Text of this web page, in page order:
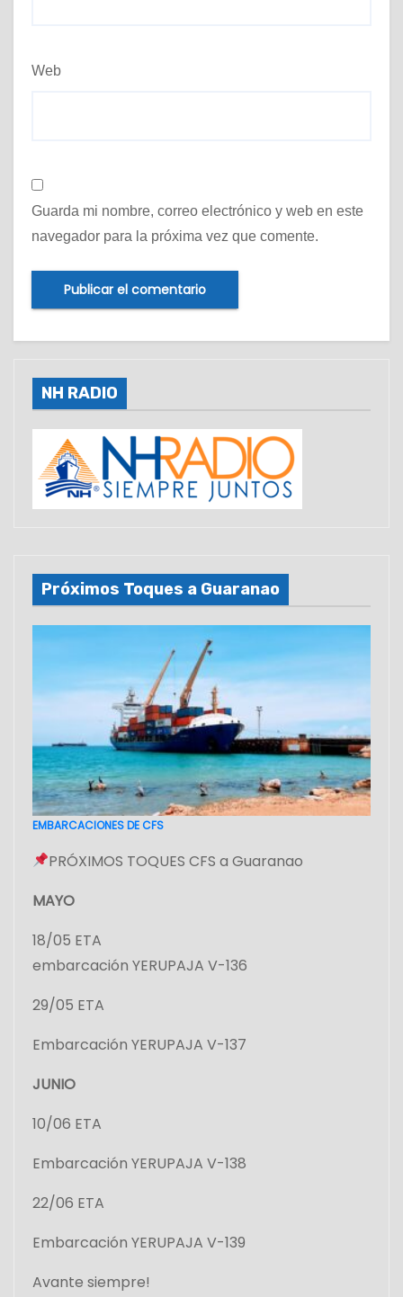
Web
Guarda mi nombre, correo electrónico y web en este
navegador para la próxima vez que comente.
NH RADIO
Próximos Toques a Guaranao
EMBARCACIONES DE CFS
PRÓXIMOS TOQUES CFS a Guaranao
MAYO
18/05 ETA
embarcación YERUPAJA V-136
29/05 ETA
Embarcación YERUPAJA V-137
JUNIO
10/06 ETA
Embarcación YERUPAJA V-138
22/06 ETA
Embarcación YERUPAJA V-139
Avante siempre!